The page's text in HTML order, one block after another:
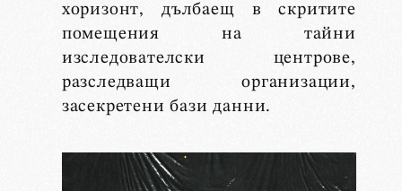
хоризонт, дълбаещ в скритите
помещения на тайни
изследователски центрове,
разследващи организации,
засекретени бази данни.